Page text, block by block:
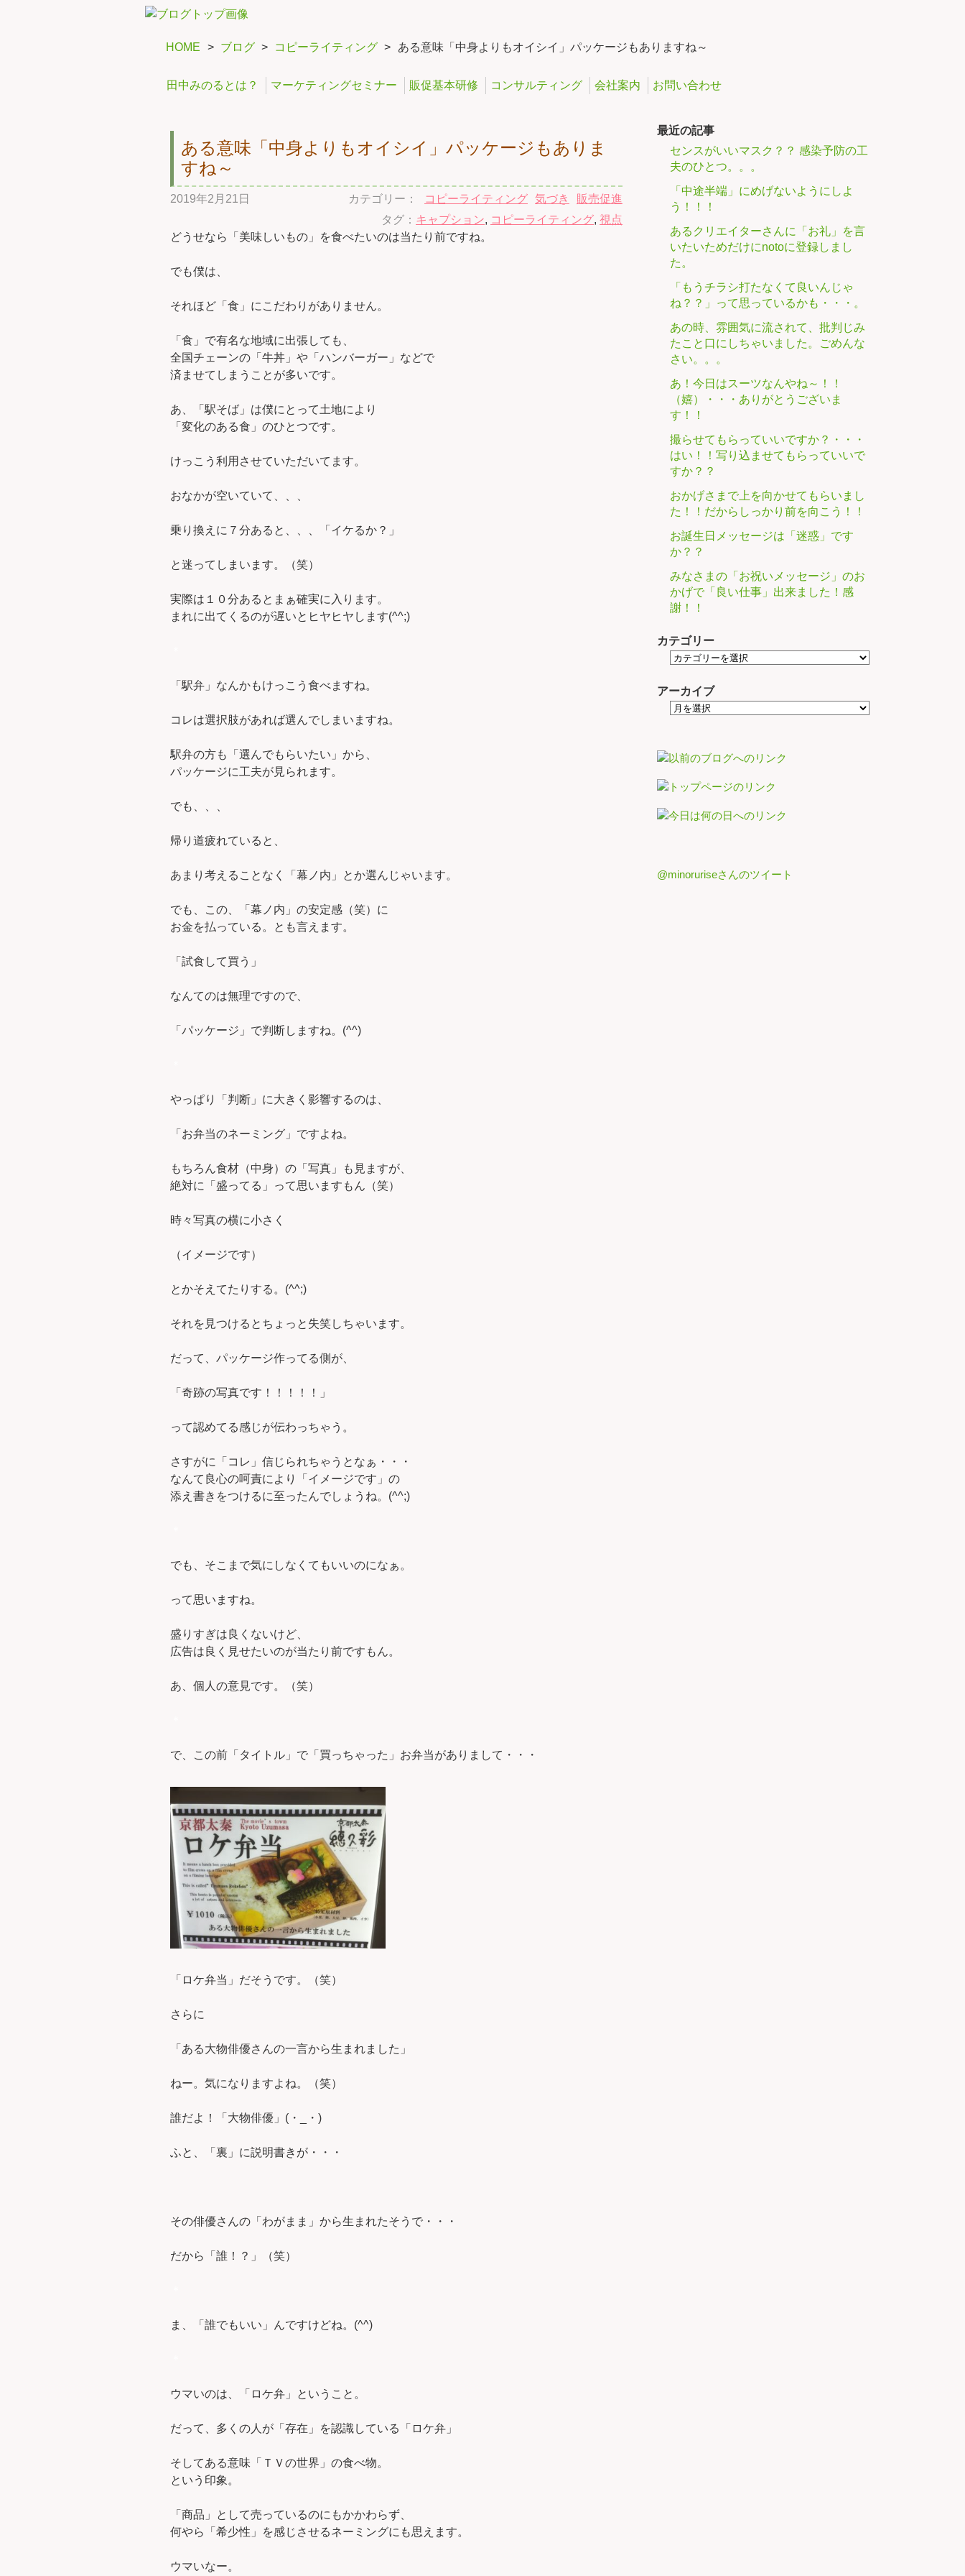
HOME > ブログ > コピーライティング > ある意味「中身よりもオイシイ」パッケージもありますね～
田中みのるとは？ マーケティングセミナー 販促基本研修 コンサルティング 会社案内 お問い合わせ
ある意味「中身よりもオイシイ」パッケージもありま
すね～
2019年2月21日 カテゴリー： コピーライティング 気づき
販売促進
タグ： キャプション, コピーライティング, 視点
どうせなら「美味しいもの」を食べたいのは当たり前ですね。
でも僕は、
それほど「食」にこだわりがありません。
「食」で有名な地域に出張しても、
全国チェーンの「牛丼」や「ハンバーガー」などで
済ませてしまうことが多いです。
あ、「駅そば」は僕にとって土地により
「変化のある食」のひとつです。
けっこう利用させていただいてます。
おなかが空いていて、、、
乗り換えに７分あると、、、「イケるか？」
と迷ってしまいます。（笑）
実際は１０分あるとまぁ確実に入ります。
まれに出てくるのが遅いとヒヤヒヤします(^^;)
「駅弁」なんかもけっこう食べますね。
コレは選択肢があれば選んでしまいますね。
駅弁の方も「選んでもらいたい」から、
パッケージに工夫が見られます。
でも、、、
帰り道疲れていると、
あまり考えることなく「幕ノ内」とか選んじゃいます。
でも、この、「幕ノ内」の安定感（笑）に
お金を払っている。とも言えます。
「試食して買う」
なんてのは無理ですので、
「パッケージ」で判断しますね。(^^)
やっぱり「判断」に大きく影響するのは、
「お弁当のネーミング」ですよね。
もちろん食材（中身）の「写真」も見ますが、
絶対に「盛ってる」って思いますもん（笑）
時々写真の横に小さく
（イメージです）
とかそえてたりする。(^^;)
それを見つけるとちょっと失笑しちゃいます。
だって、パッケージ作ってる側が、
「奇跡の写真です！！！！！」
って認めてる感じが伝わっちゃう。
さすがに「コレ」信じられちゃうとなぁ・・・
なんて良心の呵責により「イメージです」の
添え書きをつけるに至ったんでしょうね。(^^;)
でも、そこまで気にしなくてもいいのになぁ。
って思いますね。
盛りすぎは良くないけど、
広告は良く見せたいのが当たり前ですもん。
あ、個人の意見です。（笑）
で、この前「タイトル」で「買っちゃった」お弁当がありまして・・・
「ロケ弁当」だそうです。（笑）
さらに
「ある大物俳優さんの一言から生まれました」
ねー。気になりますよね。（笑）
誰だよ！「大物俳優」(・_・)
ふと、「裏」に説明書きが・・・
その俳優さんの「わがまま」から生まれたそうで・・・
だから「誰！？」（笑）
ま、「誰でもいい」んですけどね。(^^)
ウマいのは、「ロケ弁」ということ。
だって、多くの人が「存在」を認識している「ロケ弁」
そしてある意味「ＴＶの世界」の食べ物。
という印象。
「商品」として売っているのにもかかわらず、
何やら「希少性」を感じさせるネーミングにも思えます。
ウマいなー。
最近の記事
センスがいいマスク？？ 感染予防の工
夫のひとつ。。。
「中途半端」にめげないようにしよ
う！！！
あるクリエイターさんに「お礼」を言
いたいためだけにnotoに登録しまし
た。
「もうチラシ打たなくて良いんじゃ
ね？？」って思っているかも・・・。
あの時、雰囲気に流されて、批判じみ
たこと口にしちゃいました。ごめんな
さい。。。
あ！今日はスーツなんやね～！！
（嬉）・・・ありがとうございま
す！！
撮らせてもらっていいですか？・・・
はい！！写り込ませてもらっていいで
すか？？
おかげさまで上を向かせてもらいまし
た！！だからしっかり前を向こう！！
お誕生日メッセージは「迷惑」です
か？？
みなさまの「お祝いメッセージ」のお
かげで「良い仕事」出来ました！感
謝！！
カテゴリー
アーカイブ
@minoruriseさんのツイート